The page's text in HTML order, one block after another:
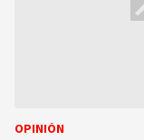
OPINIÓN